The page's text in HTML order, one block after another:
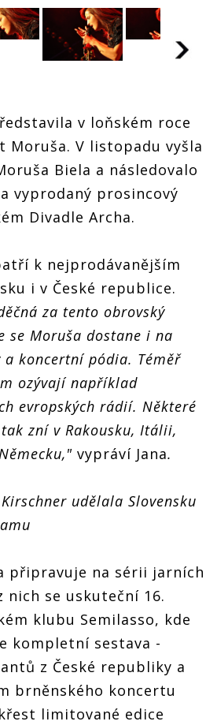
v loňském roce
Moruša. V listopadu vyšla
Biela a následovalo
vyprodaný prosincový
Divadle Archa.
k nejprodávanějším
i v České republice.
za tento obrovský
se Moruša dostane i na
a koncertní pódia. Téměř
ozývají například
evropských rádií. Některé
zní v Rakousku, Itálii,
vypráví Jana.
Kirschner udělala Slovensku
připravuje na sérii jarních
nich se uskuteční 16.
klubu Semilasso, kde
kompletní sestava -
z České republiky a
brněnského koncertu
limitované edice